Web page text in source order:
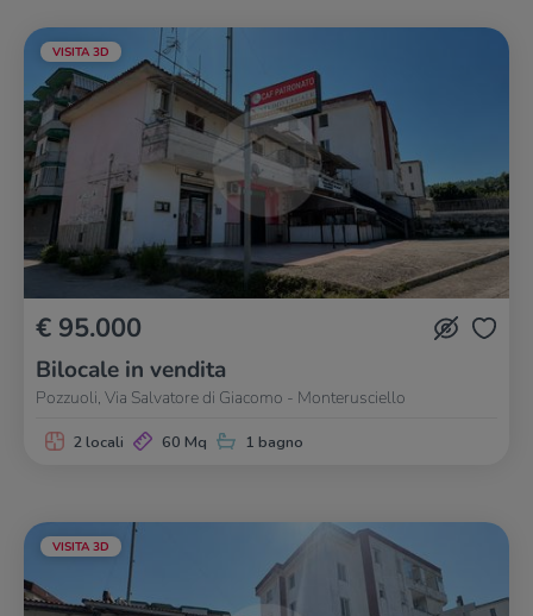
VISITA 3D
€ 95.000
Bilocale in vendita
Pozzuoli, Via Salvatore di Giacomo - Monterusciello
2 locali 60 Mq 1 bagno
VISITA 3D